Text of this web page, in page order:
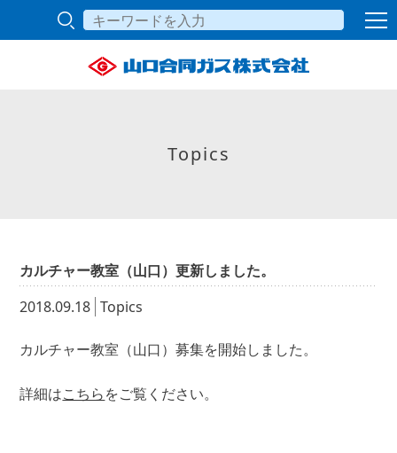
Topics
カルチャー教室（山口）更新しました。
2018.09.18 Topics
カルチャー教室（山口）募集を開始しました。
詳細はこちらをご覧ください。